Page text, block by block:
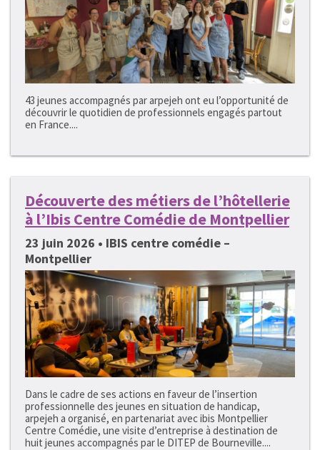
43 jeunes accompagnés par arpejeh ont eu l’opportunité de
découvrir le quotidien de professionnels engagés partout
en France....
Découverte des métiers de l’hôtellerie
à l’Ibis Centre Comédie de Montpellier
23 juin 2026 • IBIS centre comédie –
Montpellier
Dans le cadre de ses actions en faveur de l’insertion
professionnelle des jeunes en situation de handicap,
arpejeh a organisé, en partenariat avec ibis Montpellier
Centre Comédie, une visite d’entreprise à destination de
huit jeunes accompagnés par le DITEP de Bourneville....